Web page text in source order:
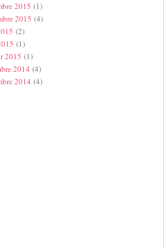
2015 (1)
2015 (4)
(2)
(1)
2015 (1)
2014 (4)
2014 (4)